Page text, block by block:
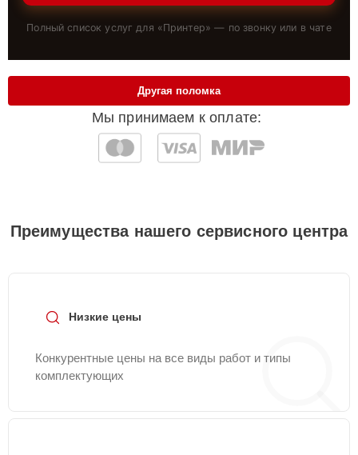
Полный список услуг для «Принтер» — по звонку или в чате
Мы принимаем к оплате:
Другая поломка
Преимущества нашего сервисного центра
Низкие цены
Конкурентные цены на все виды работ и типы
комплектующих